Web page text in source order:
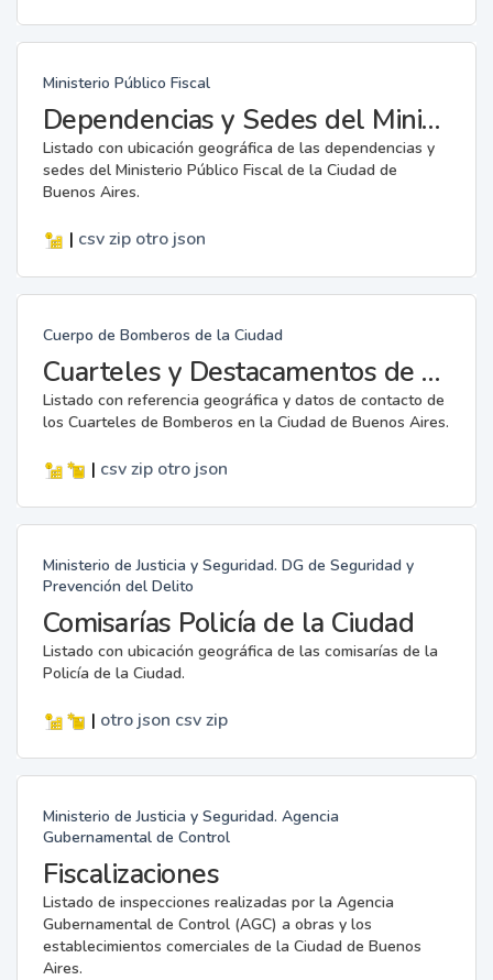
Ministerio Público Fiscal
Dependencias y Sedes del Ministerio Público Fiscal
Listado con ubicación geográfica de las dependencias y
sedes del Ministerio Público Fiscal de la Ciudad de
Buenos Aires.
| csv zip otro json
Cuerpo de Bomberos de la Ciudad
Cuarteles y Destacamentos de Bomberos
Listado con referencia geográfica y datos de contacto de
los Cuarteles de Bomberos en la Ciudad de Buenos Aires.
| csv zip otro json
Ministerio de Justicia y Seguridad. DG de Seguridad y
Prevención del Delito
Comisarías Policía de la Ciudad
Listado con ubicación geográfica de las comisarías de la
Policía de la Ciudad.
| otro json csv zip
Ministerio de Justicia y Seguridad. Agencia
Gubernamental de Control
Fiscalizaciones
Listado de inspecciones realizadas por la Agencia
Gubernamental de Control (AGC) a obras y los
establecimientos comerciales de la Ciudad de Buenos
Aires.